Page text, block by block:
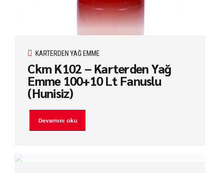
KARTERDEN YAĞ EMME
Ckm K102 – Karterden Yağ
Emme 100+10 Lt Fanuslu
(Hunisiz)
Devamını oku